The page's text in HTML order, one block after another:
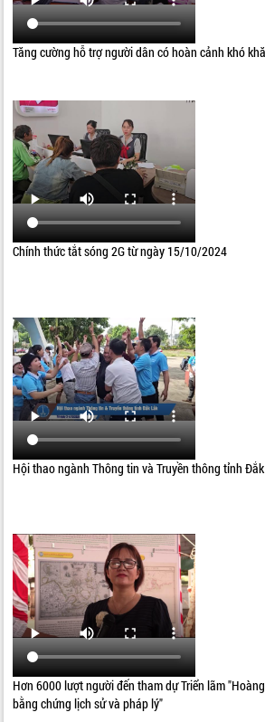
Tăng cường hỗ trợ người dân có hoàn cảnh khó
Chính thức tắt sóng 2G từ ngày 15/10/2024
Hội thao ngành Thông tin và Truyền thông tỉnh
Hơn 6000 lượt người đến tham dự Triển lãm
bằng chứng lịch sử và pháp lý"